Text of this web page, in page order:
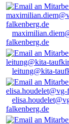
falkenberg.de
leitung@kita-
falkenberg.de